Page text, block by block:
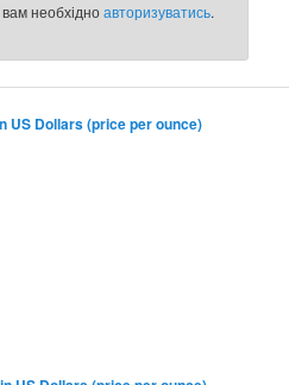
необхідноавторизуватись.